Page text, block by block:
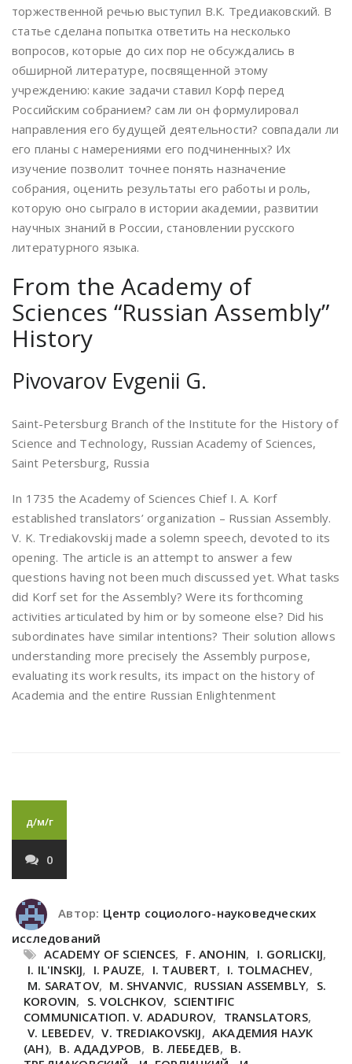
торжественной речью выступил В.К. Тредиаковский. В
статье сделана попытка ответить на несколько
вопросов, которые до сих пор не обсуждались в
обширной литературе, посвященной этому
учреждению: какие задачи ставил Корф перед
Российским собранием? сам ли он формулировал
направления его будущей деятельности? совпадали ли
его планы с намерениями его подчиненных? Их
изучение позволит точнее понять назначение
собрания, оценить результаты его работы и роль,
которую оно сыграло в истории академии, развитии
научных знаний в России, становлении русского
литературного языка.
From the Academy of
Sciences “Russian Assembly”
History
Pivovarov Evgenii G.
Saint-Petersburg Branch of the Institute for the History of
Science and Technology, Russian Academy of Sciences,
Saint Petersburg, Russia
In 1735 the Academy of Sciences Chief I. A. Korf
established translators’ organization – Russian Assembly.
V. K. Trediakovskij made a solemn speech, devoted to its
opening. The article is an attempt to answer a few
questions having not been much discussed yet. What tasks
did Korf set for the Assembly? Were its forthcoming
activities articulated by him or by someone else? Did his
subordinates have similar intentions? Their solution allows
understanding more precisely the Assembly purpose,
evaluating its work results, its impact on the history of
Academia and the entire Russian Enlightenment
д/м/г
0
Автор: Центр социолого-науковедческих
исследований
ACADEMY OF SCIENCES, F. ANOHIN, I. GORLICKIJ,
I. IL'INSKIJ, I. PAUZE, I. TAUBERT, I. TOLMACHEV,
M. SARATOV, M. SHVANVIC, RUSSIAN ASSEMBLY, S.
KOROVIN, S. VOLCHKOV, SCIENTIFIC
COMMUNICATIOП. V. ADADUROV, TRANSLATORS,
V. LEBEDEV, V. TREDIAKOVSKIJ, АКАДЕМИЯ НАУК
(АН), В. АДАДУРОВ, В. ЛЕБЕДЕВ, В.